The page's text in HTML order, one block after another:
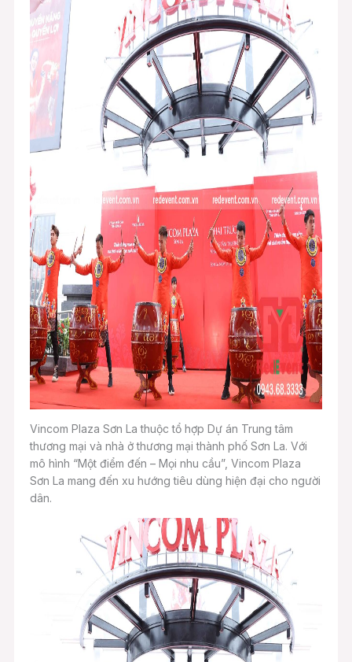
Vincom Plaza Sơn La thuộc tổ hợp Dự án Trung tâm
thương mại và nhà ở thương mại thành phố Sơn La. Với
mô hình “Một điểm đến – Mọi nhu cầu”, Vincom Plaza
Sơn La mang đến xu hướng tiêu dùng hiện đại cho người
dân.